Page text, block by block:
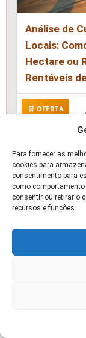
Para fornecer as
cookies para
consentimento para
como
consentir ou retirar o
recursos e funções.
Análise de
Locais:
Hectare ou
Rentáveis
🛒 OFERTA